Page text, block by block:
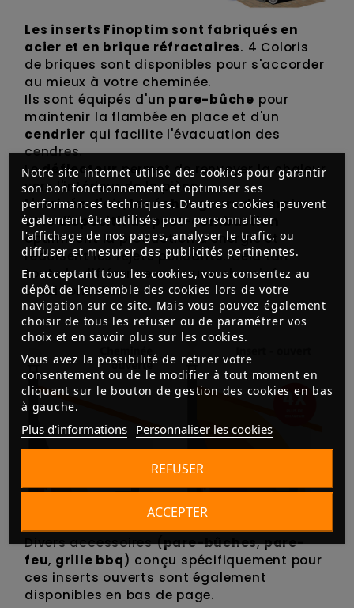
Notre site internet utilise des cookies pour garantir
son bon fonctionnement et optimiser ses
performances techniques. D'autres cookies peuvent
également être utilisés pour personnaliser
l'affichage de nos pages, analyser le trafic, ou
diffuser et mesurer des publicités pertinentes.
En acceptant tous les cookies, vous consentez au
dépôt de l’ensemble des cookies lors de votre
navigation sur ce site. Mais vous pouvez également
choisir de tous les refuser ou de paramétrer vos
choix et en savoir plus sur les cookies.
Vous avez la possibilité de retirer votre
consentement ou de le modifier à tout moment en
cliquant sur le bouton de gestion des cookies en bas
à gauche.
Plus d'informations Personnaliser les cookies
REFUSER
ACCEPTER
Les inserts Finoptim sont fabriqués en
acier et en brique réfractaires. 4 Coloris
de briques sont disponibles pour s'accorder
au mieux à votre cheminée.
Ils sont équipés d'un pare-bûche pour
maintenir la flambée en place et d'un
cendrier qui facilite l'évacuation des
cendres.
Ledéflecteurpermet de renvoyer la chaleur
vers l'intérieur de la pièce.
L'arrivée d'air, les échangeurs de chaleur
et le dispositif de post-combustion
optimisent la production d'énergie et
réduisent les rejets polluants. Cela fait
toute la différence avec une cheminée
traditionnelle.
Divers accessoires (pare-bûches,pare-
feu, grille bbq) conçu spécifiquement pour
ces inserts ouverts sont également
disponibles en bas de page.